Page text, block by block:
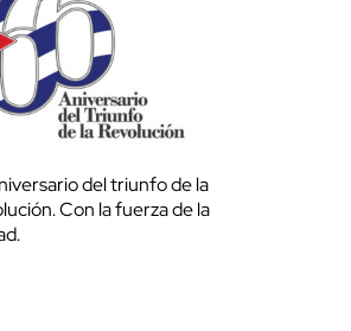
del triunfo de la
Con la fuerza de la